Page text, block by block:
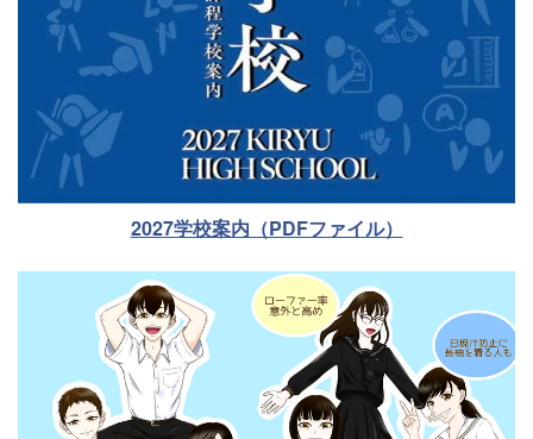
2027学校案内（PDFファイル）